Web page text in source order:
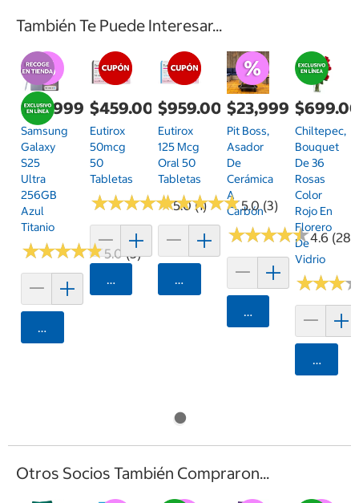
También Te Puede Interesar...
$28,999.00
Samsung
Galaxy
S25
Ultra
256GB
Azul
Titanio
★★★★★
★★★★★5.0 (3)
Agregar
$459.00
Eutirox
50mcg
50
Tabletas
★★★★★
★★★★★5.0 (1)
Agregar
$959.00
Eutirox
125 Mcg
Oral 50
Tabletas
★★★★★
★★★★★5.0 (3)
Agregar
$23,999.00
Pit Boss,
Asador
De
Cerámica
A
Carbón
★★★★★
★★★★★4.6 (28)
Agregar
Chiltepec,
Bouquet
De 36
Rosas
Color
Rojo En
Florero
De
Vidrio
★★★
★★★
Otros Socios También Compraron...